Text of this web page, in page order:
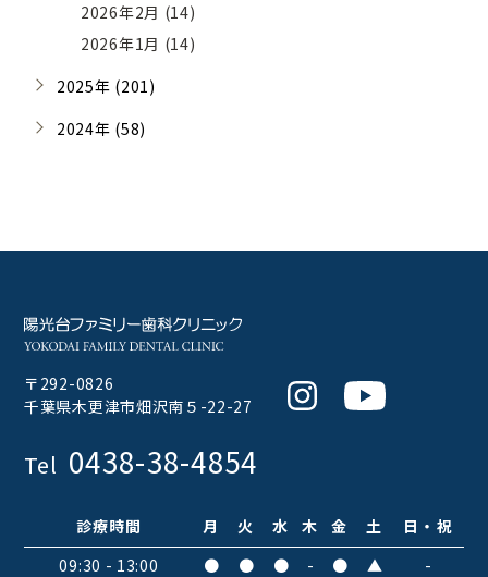
2026年2月 (14)
2026年1月 (14)
2025年 (201)
2024年 (58)
〒292-0826
千葉県木更津市畑沢南５-22-27
InstagramYoutube
Tel 0438-38-4854
診療時間 月 火 水 木 金 土
日・祝
09:30 - 13:00
● ● ● - ● ▲
-